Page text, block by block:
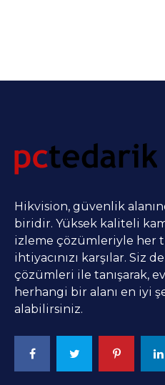
Hikvision, güvenlik
biridir. Yüksek kaliteli
izleme çözümleriyle her
ihtiyacınızı karşılar. Siz
çözümleri ile tanışarak,
herhangi bir alanı en iyi
alabilirsiniz.